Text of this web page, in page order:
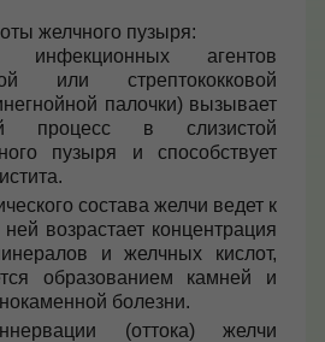
желчного пузыря:
инфекционных агентов
или стрептококковой
палочки) вызывает
процесс в слизистой
пузыря и способствует
состава желчи ведет к
возрастает концентрация
и желчных кислот,
образованием камней и
болезни.
(оттока) желчи